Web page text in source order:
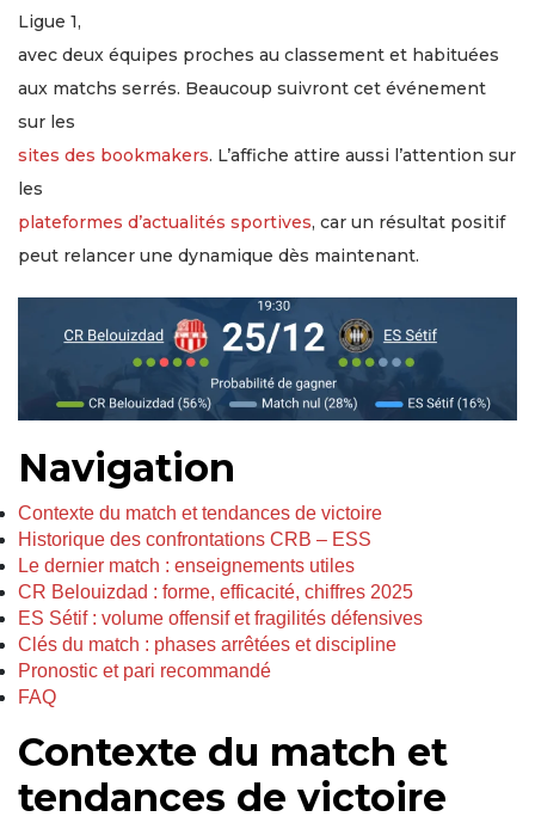
Ligue 1,
avec deux équipes proches au classement et habituées
aux matchs serrés. Beaucoup suivront cet événement
sur les
sites des bookmakers. L’affiche attire aussi l’attention sur
les
plateformes d’actualités sportives, car un résultat positif
peut relancer une dynamique dès maintenant.
Navigation
Contexte du match et tendances de victoire
Historique des confrontations CRB – ESS
Le dernier match : enseignements utiles
CR Belouizdad : forme, efficacité, chiffres 2025
ES Sétif : volume offensif et fragilités défensives
Clés du match : phases arrêtées et discipline
Pronostic et pari recommandé
FAQ
Contexte du match et
tendances de victoire